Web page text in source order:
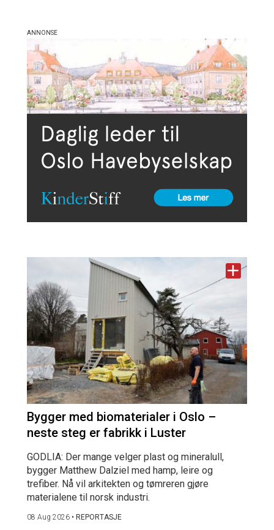
Bygger med biomaterialer i Oslo –
neste steg er fabrikk i Luster
GODLIA: Der mange velger plast og mineralull,
bygger Matthew Dalziel med hamp, leire og
trefiber. Nå vil arkitekten og tømreren gjøre
materialene til norsk industri.
08 Aug 2026 • REPORTASJE